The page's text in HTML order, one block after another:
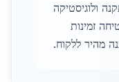
ולוגיסטיקה
זמינות
מהיר ללקוח.